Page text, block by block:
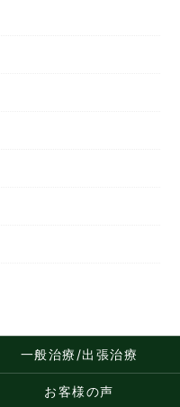
一般治療/出張治療
お客様の声